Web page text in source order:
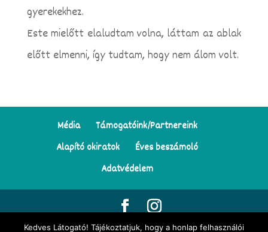
gyerekekhez.
Este mielőtt elaludtam volna, láttam az ablak
előtt elmenni, így tudtam, hogy nem álom volt.
Média
Támogatóink/Partnereink
Alapító okiratok
Éves beszámoló
Adatvédelem
Kedves Látogató! Tájékoztatjuk, hogy a honlap felhasználói